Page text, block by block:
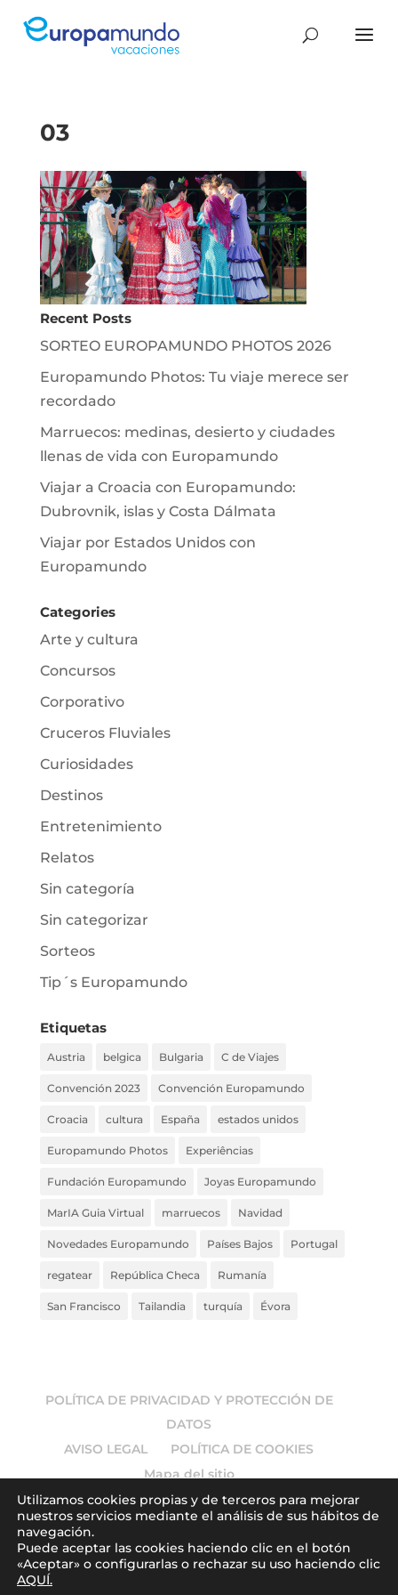
03
Recent Posts
SORTEO EUROPAMUNDO PHOTOS 2026
Europamundo Photos: Tu viaje merece ser
recordado
Marruecos: medinas, desierto y ciudades
llenas de vida con Europamundo
Viajar a Croacia con Europamundo:
Dubrovnik, islas y Costa Dálmata
Viajar por Estados Unidos con
Europamundo
Categories
Arte y cultura
Concursos
Corporativo
Cruceros Fluviales
Curiosidades
Destinos
Entretenimiento
Relatos
Sin categoría
Sin categorizar
Sorteos
Tip´s Europamundo
Etiquetas
Austria belgica Bulgaria C de Viajes
Convención 2023 Convención Europamundo
Croacia cultura España estados unidos
Europamundo Photos Experiências
Fundación Europamundo Joyas Europamundo
MarIA Guia Virtual marruecos Navidad
Novedades Europamundo Países Bajos Portugal
regatear República Checa Rumanía
San Francisco Tailandia turquía Évora
POLÍTICA DE PRIVACIDAD Y PROTECCIÓN DE
DATOS
AVISO LEGAL
POLÍTICA DE COOKIES
Mapa del sitio
© 2026Europamundo blog. Todos los derechos
Utilizamos cookies propias y de terceros para mejorar
nuestros servicios mediante el análisis de sus hábitos de
navegación.
Puede aceptar las cookies haciendo clic en el botón
«Aceptar» o configurarlas o rechazar su uso haciendo clic
AQUÍ.